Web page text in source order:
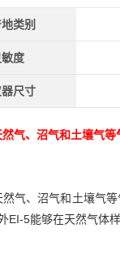
类别
敏度
尺寸
气、沼气和土壤气等
气、沼气和土壤气
5能够在天然气体